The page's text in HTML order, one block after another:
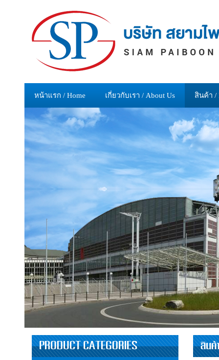
หน้าแรก / Home เกี่ยวกับเรา / About Us สินค้า /
PRODUCT CATEGORIES สินค้